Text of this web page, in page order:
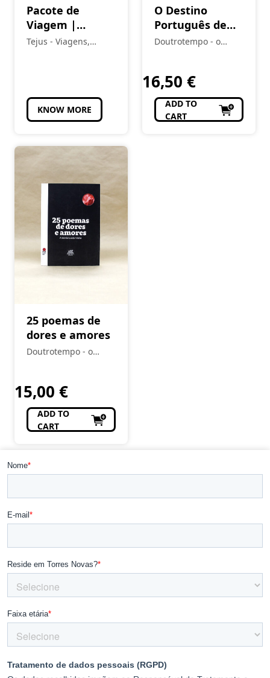
Pacote de
Viagem |
Riviera Maya –
Tejus - Viagens,
KNOW MORE
O Destino
Português de
Sam
Doutrotempo - o
16,50 €
ADD TO
CART
25 poemas de
dores e amores
Doutrotempo - o
15,00 €
ADD TO
CART